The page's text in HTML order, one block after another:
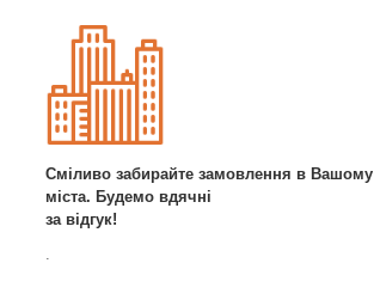
Сміливо забирайте замовлення в Вашому
міста. Будемо вдячні
за відгук!